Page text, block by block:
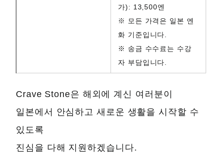
가): 13,500엔
※ 모든 가격은 일본 엔
화 기준입니다.
※ 송금 수수료는 수강
자 부담입니다.
Crave Stone은 해외에 계신 여러분이
일본에서 안심하고 새로운 생활을 시작할 수
있도록
진심을 다해 지원하겠습니다.